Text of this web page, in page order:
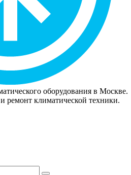
оборудования в Москве.
ремонт климатической техники.